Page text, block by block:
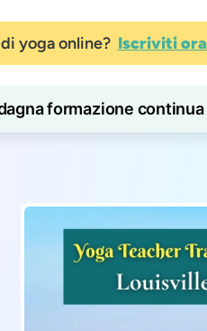
yoga online? Iscriviti ora
formazione continua